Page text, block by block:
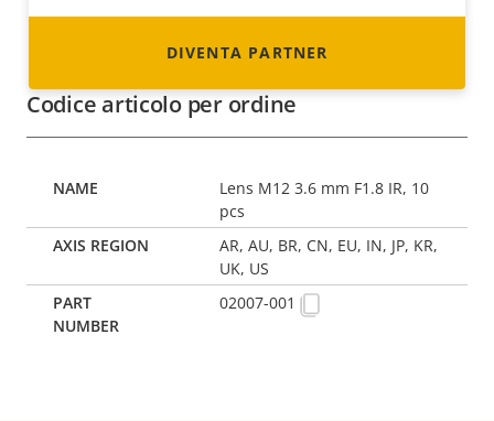
DIVENTA PARTNER
Codice articolo per ordine
Lens M12 3.6 mm F1.8 IR, 10
pcs
AR, AU, BR, CN, EU, IN, JP, KR,
UK, US
02007-001